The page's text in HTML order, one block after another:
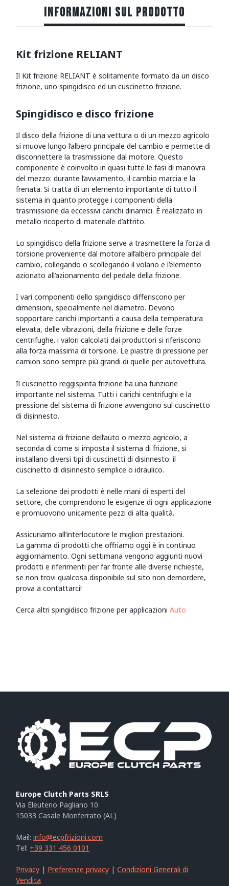
INFORMAZIONI SUL PRODOTTO
Kit frizione RELIANT
Il Kit frizione RELIANT è solitamente formato da un disco
frizione, uno spingidisco ed un cuscinetto frizione.
Spingidisco e disco frizione
Il disco della frizione di una vettura o di un mezzo agricolo
si muove lungo l’albero principale del cambio e permette di
disconnettere la trasmissione dal motore. Questo
componente è coinvolto in quasi tutte le fasi di manovra
del mezzo: durante l’avviamento, il cambio marcia e la
frenata. Si tratta di un elemento importante di tutto il
sistema in quanto protegge i componenti della
trasmissione da eccessivi carichi dinamici. È realizzato in
metallo ricoperto di materiale d’attrito.
Lo spingidisco della frizione serve a trasmettere la forza di
torsione proveniente dal motore all’albero principale del
cambio, collegando o scollegando il volano e l’elemento
azionato all’azionamento del pedale della frizione.
I vari componenti dello spingidisco differiscono per
dimensioni, specialmente nel diametro. Devono
sopportare carichi importanti a causa della temperatura
elevata, delle vibrazioni, della frizione e delle forze
centrifughe. i valori calcolati dai produttori si riferiscono
alla forza massima di torsione. Le piastre di pressione per
camion sono sempre più grandi di quelle per autovettura.
Il cuscinetto reggispinta frizione ha una funzione
importante nel sistema. Tutti i carichi centrifughi e la
pressione del sistema di frizione avvengono sul cuscinetto
di disinnesto.
Nel sistema di frizione dell’auto o mezzo agricolo, a
seconda di come si imposta il sistema di frizione, si
installano diversi tipi di cuscinetti di disinnesto: il
cuscinetto di disinnesto semplice o idraulico.
La selezione dei prodotti è nelle mani di esperti del
settore, che comprendono le esigenze di ogni applicazione
e promuovono unicamente pezzi di alta qualità.
Assicuriamo all’interlocutore le migliori prestazioni.
La gamma di prodotti che offriamo oggi è in continuo
aggiornamento. Ogni settimana vengono aggiunti nuovi
prodotti e riferimenti per far fronte alle diverse richieste,
se non trovi qualcosa disponibile sul sito non demordere,
prova a contattarci!
Cerca altri spingidisco frizione per applicazioniAuto
Europe Clutch Parts SRLS
Via Eleuterio Pagliano 10
15033 Casale Monferrato (AL)
Mail:info@ecpfrizioni.com
Tel: +39 331 456 0101
Privacy | Preferenze privacy |Condizioni Generali di
Vendita